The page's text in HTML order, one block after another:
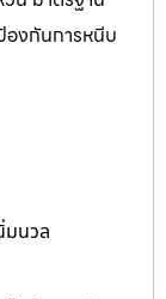
องกันการหนีบ
มนวล